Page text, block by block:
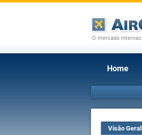
O mercado
Home
Visão Geral